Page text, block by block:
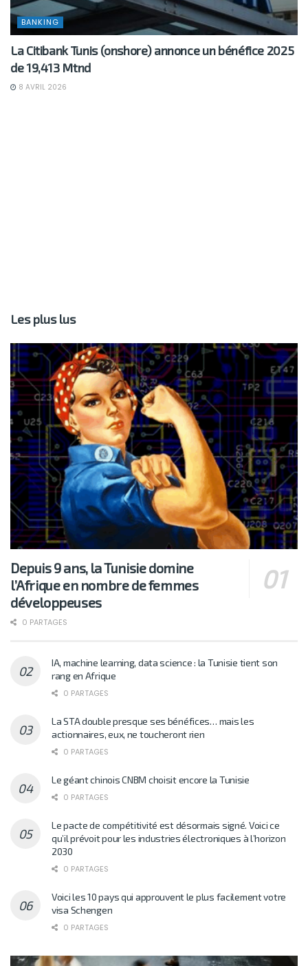
BANKING
La Citibank Tunis (onshore) annonce un bénéfice 2025
de 19,413 Mtnd
8 AVRIL 2026
Les plus lus
Depuis 9 ans, la Tunisie domine
l’Afrique en nombre de femmes
développeuses
0 PARTAGES
IA, machine learning, data science : la Tunisie tient son
rang en Afrique
0 PARTAGES
La STA double presque ses bénéfices… mais les
actionnaires, eux, ne toucheront rien
0 PARTAGES
Le géant chinois CNBM choisit encore la Tunisie
0 PARTAGES
Le pacte de compétitivité est désormais signé. Voici ce
qu’il prévoit pour les industries électroniques à l’horizon
2030
0 PARTAGES
Voici les 10 pays qui approuvent le plus facilement votre
visa Schengen
0 PARTAGES